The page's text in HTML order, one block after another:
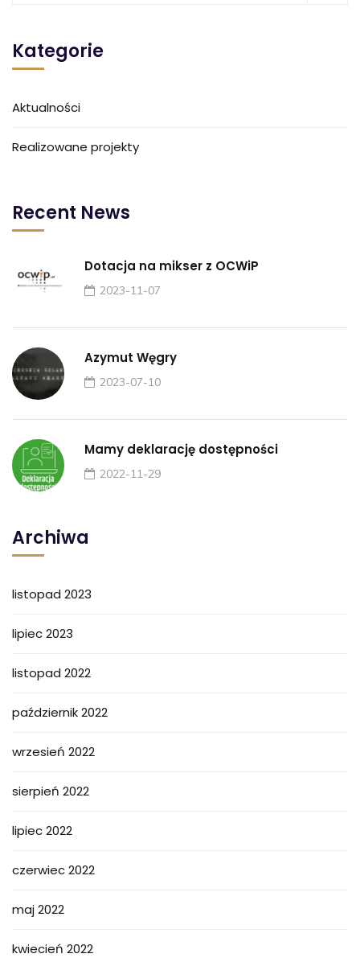
Kategorie
Aktualności
Realizowane projekty
Recent News
Dotacja na mikser z OCWiP
2023-11-07
Azymut Węgry
2023-07-10
Mamy deklarację dostępności
2022-11-29
Archiwa
listopad 2023
lipiec 2023
listopad 2022
październik 2022
wrzesień 2022
sierpień 2022
lipiec 2022
czerwiec 2022
maj 2022
kwiecień 2022